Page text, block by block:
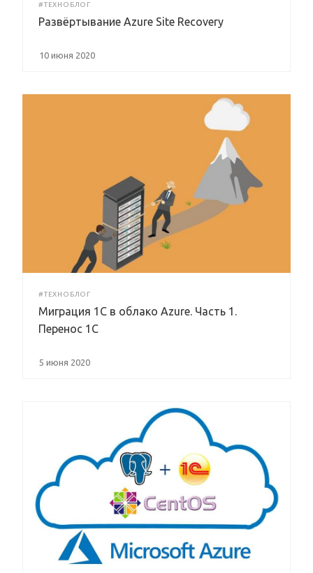
#ТЕХНОБЛОГ
Развёртывание Azure Site Recovery
10 июня 2020
#ТЕХНОБЛОГ
Миграция 1С в облако Azure. Часть 1.
Перенос 1С
5 июня 2020